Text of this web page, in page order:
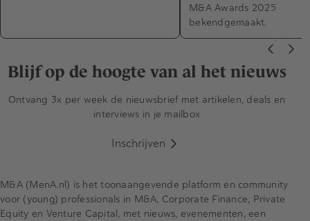
M&A Awards 2025
bekendgemaakt.
Blijf op de hoogte van al het nieuws
Ontvang 3x per week de nieuwsbrief met artikelen, deals en
interviews in je mailbox
Inschrijven
M&A (MenA.nl) is het toonaangevende platform en community
voor (young) professionals in M&A, Corporate Finance, Private
Equity en Venture Capital, met nieuws, evenementen, een